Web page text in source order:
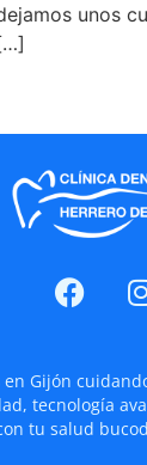
unos
en Gijón
tecnología
tu salud